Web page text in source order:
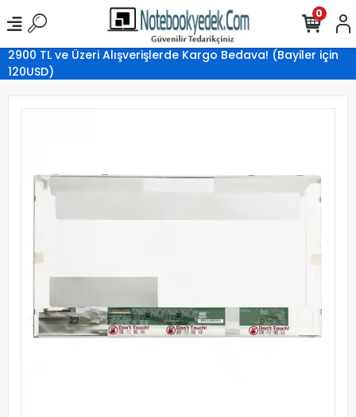
2900 TL ve Üzeri Alışverişlerde Kargo Bedava! (Bayiler için
120USD)
0